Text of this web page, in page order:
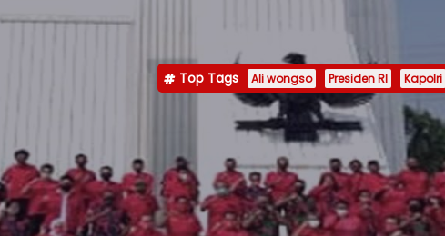
Top Tags Ali wongso Presiden RI Kapolri